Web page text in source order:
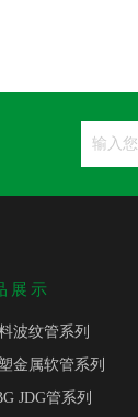
展示
波纹管系列
金属软管系列
JDG管系列